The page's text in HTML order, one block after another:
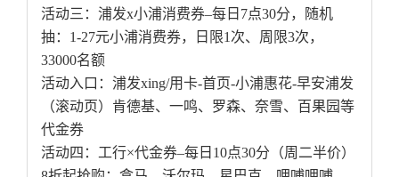
活动三：浦发x小浦消费券–每日7点30分，随机
抽：1-27元小浦消费券，日限1次、周限3次，
33000名额
活动入口：浦发xing/用卡-首页-小浦惠花-早安浦发
（滚动页）肯德基、一鸣、罗森、奈雪、百果园等
代金券
活动四：工行×代金券–每日10点30分（周二半价）